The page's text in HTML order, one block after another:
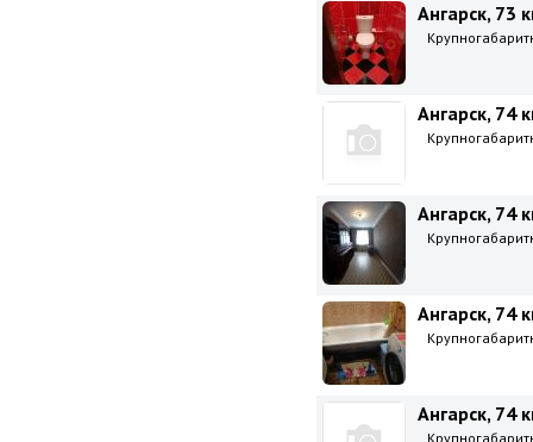
Ангарск, 73
Ангарск, 74
Ангарск, 74
Ангарск, 74
Ангарск, 74